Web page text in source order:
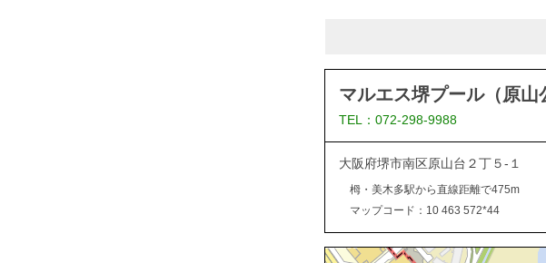
マルエス堺プール（原山
TEL：072-298-9988
大阪府堺市南区原山台２丁５-１
栂・美木多駅から直線距離で475m
マップコード：10 463 572*44